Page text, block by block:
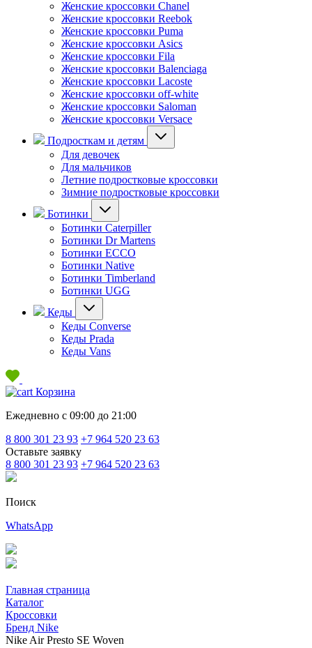
Женские кроссовки Chanel
Женские кроссовки Reebok
Женские кроссовки Puma
Женские кроссовки Asics
Женские кроссовки Fila
Женские кроссовки Balenciaga
Женские кроссовки Lacoste
Женские кроссовки off-white
Женские кроссовки Saloman
Женские кроссовки Versace
Подросткам и детям
Для девочек
Для мальчиков
Летние подростковые кроссовки
Зимние подростковые кроссовки
Ботинки
Ботинки Caterpiller
Ботинки Dr Martens
Ботинки ECCO
Ботинки Native
Ботинки Timberland
Ботинки UGG
Кеды
Кеды Converse
Кеды Prada
Кеды Vans
Корзина
Ежедневно с 09:00 до 21:00
8 800 301 23 93 +7 964 520 23 63
Оставьте заявку
8 800 301 23 93 +7 964 520 23 63
Поиск
WhatsApp
Главная страница
Каталог
Кроссовки
Бренд Nike
Nike Air Presto SE Woven